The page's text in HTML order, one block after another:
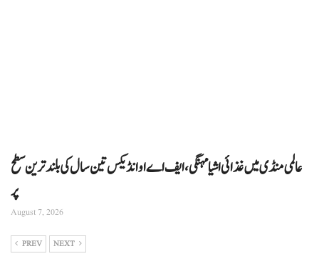
عالمی منڈی میں غذائی اشیا مہنگی، ایف اے او انڈیکس تین سال کی بلند ترین سطح
پر
August 7, 2026
PREV NEXT